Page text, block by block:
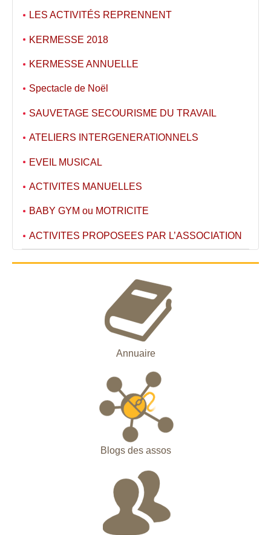
LES ACTIVITÉS REPRENNENT
KERMESSE 2018
KERMESSE ANNUELLE
Spectacle de Noël
SAUVETAGE SECOURISME DU TRAVAIL
ATELIERS INTERGENERATIONNELS
EVEIL MUSICAL
ACTIVITES MANUELLES
BABY GYM ou MOTRICITE
ACTIVITES PROPOSEES PAR L’ASSOCIATION
Annuaire
Blogs des assos